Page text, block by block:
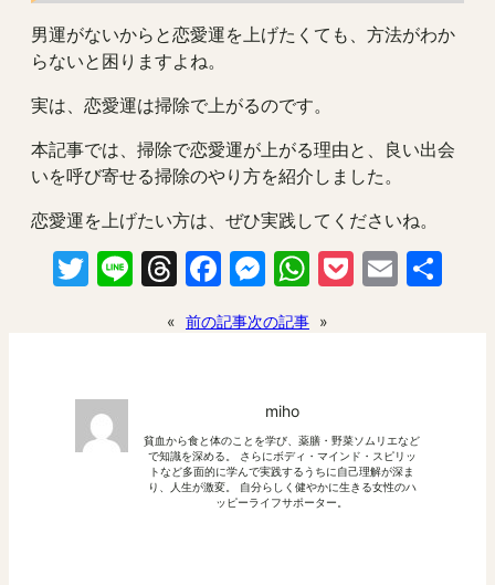
男運がないからと恋愛運を上げたくても、方法がわか
らないと困りますよね。
実は、恋愛運は掃除で上がるのです。
本記事では、掃除で恋愛運が上がる理由と、良い出会
いを呼び寄せる掃除のやり方を紹介しました。
恋愛運を上げたい方は、ぜひ実践してくださいね。
Twitter
LineThreads
Facebook
Messenger
WhatsApp
Pocket
Email
« 前の記事次の記事 »
miho
貧血から食と体のことを学び、薬膳・野菜ソムリエなど
で知識を深める。 さらにボディ・マインド・スピリッ
トなど多面的に学んで実践するうちに自己理解が深ま
り、人生が激変。 自分らしく健やかに生きる女性のハ
ッピーライフサポーター。